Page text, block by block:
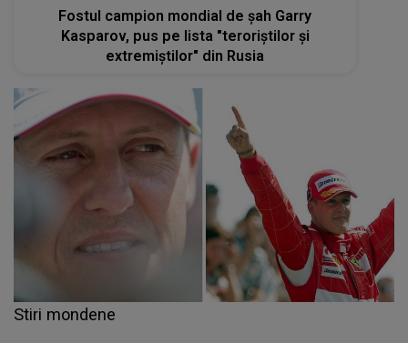
Fostul campion mondial de şah Garry
Kasparov, pus pe lista "teroriştilor şi
extremiştilor" din Rusia
Stiri mondene